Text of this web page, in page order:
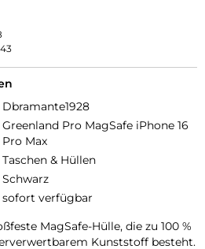
Dbramante1928
Greenland Pro MagSafe iPhone 16
Pro Max
Taschen & Hüllen
Schwarz
sofort verfügbar
MagSafe-Hülle, die zu 100 %
Kunststoff besteht.